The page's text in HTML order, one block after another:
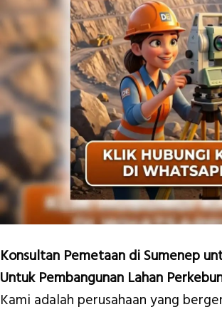
Konsultan Pemetaan di Sumenep
Untuk Pembangunan Lahan
Kami adalah perusahaan yang